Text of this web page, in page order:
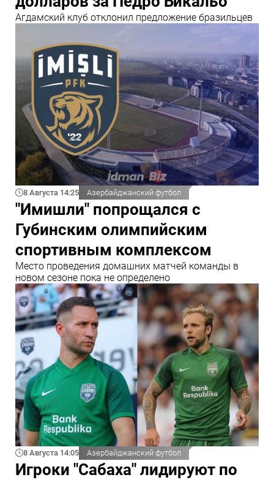
Агдамский клуб отклонил предложение бразильцев
8 Августа 14:25 Азербайджанский футбол
"Имишли" попрощался с
Губинским олимпийским
спортивным комплексом
Место проведения домашних матчей команды в
новом сезоне пока не определено
8 Августа 14:05 Азербайджанский футбол
Игроки "Сабаха" лидируют по